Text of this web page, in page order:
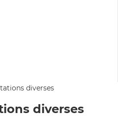
diverses